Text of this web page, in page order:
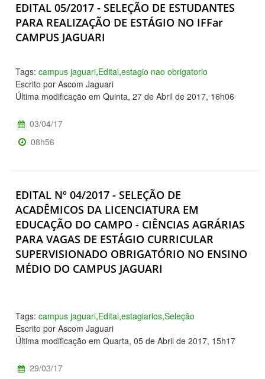
EDITAL 05/2017 - SELEÇÃO DE ESTUDANTES
PARA REALIZAÇÃO DE ESTÁGIO NO IFFar
CAMPUS JAGUARI
Tags: campus jaguari,Edital,estagio nao obrigatorio
Escrito por Ascom Jaguari
Última modificação em Quinta, 27 de Abril de 2017, 16h06
03/04/17
08h56
EDITAL Nº 04/2017 - SELEÇÃO DE
ACADÊMICOS DA LICENCIATURA EM
EDUCAÇÃO DO CAMPO - CIÊNCIAS AGRÁRIAS
PARA VAGAS DE ESTÁGIO CURRICULAR
SUPERVISIONADO OBRIGATÓRIO NO ENSINO
MÉDIO DO CAMPUS JAGUARI
Tags: campus jaguari,Edital,estagiarios,Seleção
Escrito por Ascom Jaguari
Última modificação em Quarta, 05 de Abril de 2017, 15h17
29/03/17